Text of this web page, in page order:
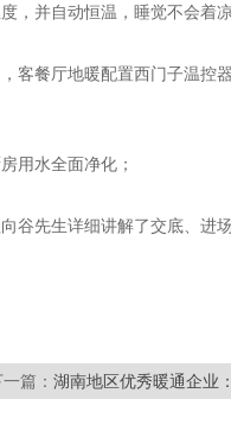
并自动恒温，睡觉不会着
餐厅地暖配置西门子温控
用水全面净化；
先生详细讲解了交底、进
篇： 湖南地区优秀暖通企业